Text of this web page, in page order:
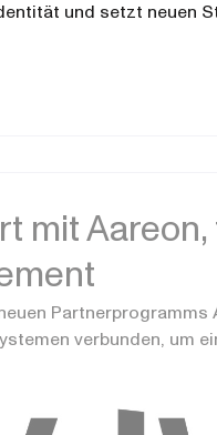
und setzt neuen
mit
verbunden, um